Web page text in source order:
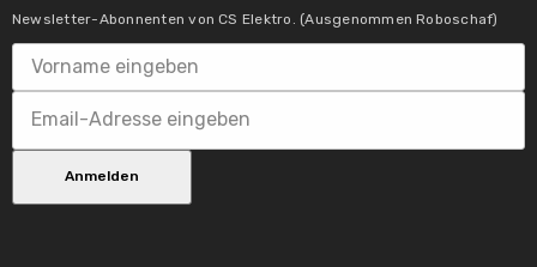
Farbtemperatur Bereich:
2700 K
Farbkonsistenz:
SDCM 6
Farbwiedergabeindex:
Newsletter-Abonnenten von CS Elektro. (Ausgenommen Roboschaf)
Anmelden